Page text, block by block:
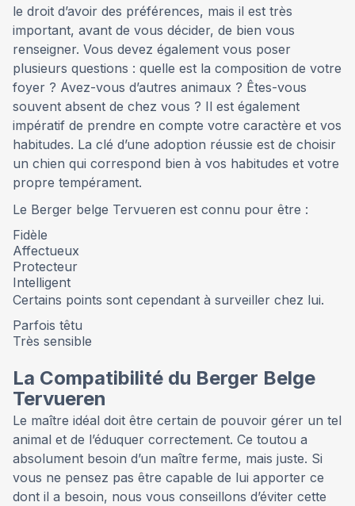
le droit d’avoir des préférences, mais il est très
important, avant de vous décider, de bien vous
renseigner. Vous devez également vous poser
plusieurs questions : quelle est la composition de votre
foyer ? Avez-vous d’autres animaux ? Êtes-vous
souvent absent de chez vous ? Il est également
impératif de prendre en compte votre caractère et vos
habitudes. La clé d’une adoption réussie est de choisir
un chien qui correspond bien à vos habitudes et votre
propre tempérament.
Le Berger belge Tervueren est connu pour être :
Fidèle
Affectueux
Protecteur
Intelligent
Certains points sont cependant à surveiller chez lui.
Parfois têtu
Très sensible
La Compatibilité du Berger Belge
Tervueren
Le maître idéal doit être certain de pouvoir gérer un tel
animal et de l’éduquer correctement. Ce toutou a
absolument besoin d’un maître ferme, mais juste. Si
vous ne pensez pas être capable de lui apporter ce
dont il a besoin, nous vous conseillons d’éviter cette